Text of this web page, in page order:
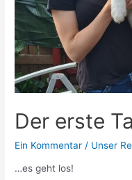
Der erste
Ein Kommentar / Unser
…es geht los!